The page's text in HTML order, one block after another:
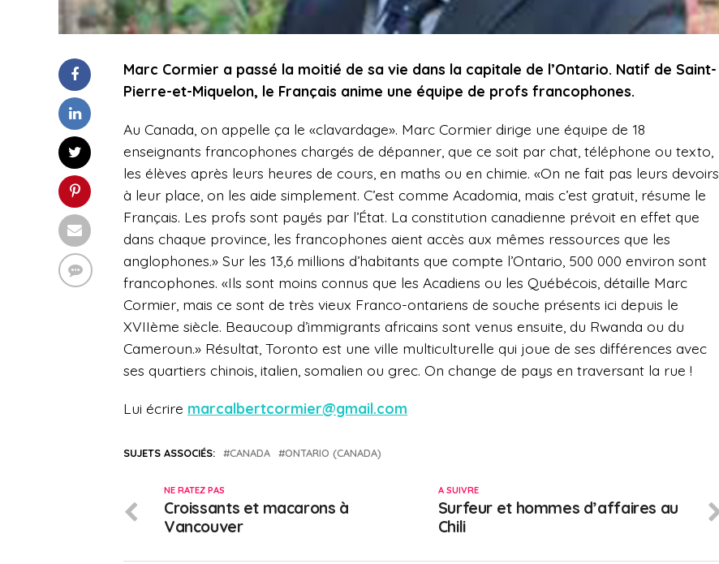
Marc Cormier a passé la moitié de sa vie dans la capitale de l’Ontario. Natif de Saint-
Pierre-et-Miquelon, le Français anime une équipe de profs francophones.
Au Canada, on appelle ça le «clavardage». Marc Cormier dirige une équipe de 18
enseignants francophones chargés de dépanner, que ce soit par chat, téléphone ou texto,
les élèves après leurs heures de cours, en maths ou en chimie. «On ne fait pas leurs devoirs
à leur place, on les aide simplement. C’est comme Acadomia, mais c’est gratuit, résume le
Français. Les profs sont payés par l’État. La constitution canadienne prévoit en effet que
dans chaque province, les francophones aient accès aux mêmes ressources que les
anglophones.» Sur les 13,6 millions d’habitants que compte l’Ontario, 500 000 environ sont
francophones. «Ils sont moins connus que les Acadiens ou les Québécois, détaille Marc
Cormier, mais ce sont de très vieux Franco-ontariens de souche présents ici depuis le
XVIIème siècle. Beaucoup d’immigrants africains sont venus ensuite, du Rwanda ou du
Cameroun.» Résultat, Toronto est une ville multiculturelle qui joue de ses différences avec
ses quartiers chinois, italien, somalien ou grec. On change de pays en traversant la rue !
Lui écrire marcalbertcormier@gmail.com
SUJETS ASSOCIÉS: CANADA ONTARIO (CANADA)
A SUIVRE
Surfeur et hommes d’affaires au
Chili
NE RATEZ PAS
Croissants et macarons à
Vancouver